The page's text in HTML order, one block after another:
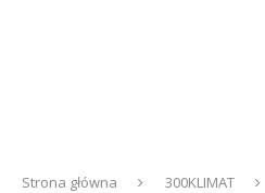
Strona główna 300KLIMAT